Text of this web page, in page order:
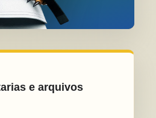
e arquivos